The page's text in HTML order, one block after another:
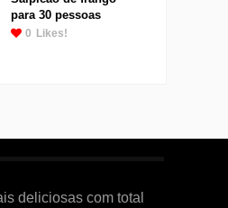
para 30 pessoas
0 Likes!
deliciosas com total